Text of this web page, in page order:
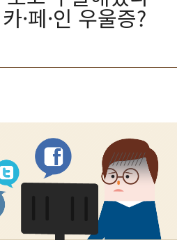
·페·인 우울증?